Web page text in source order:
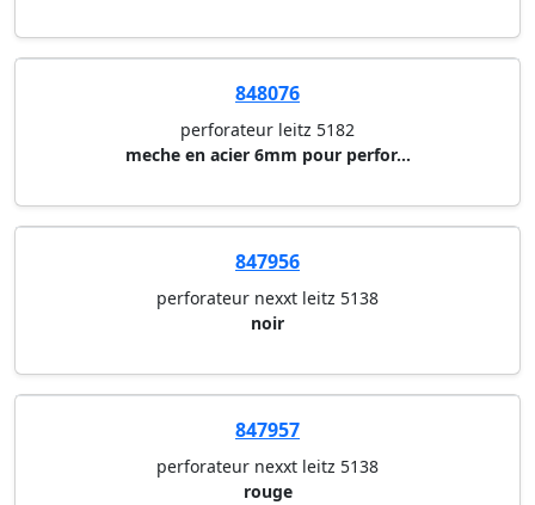
848076
perforateur leitz 5182
meche en acier 6mm pour perfor...
847956
perforateur nexxt leitz 5138
noir
847957
perforateur nexxt leitz 5138
rouge